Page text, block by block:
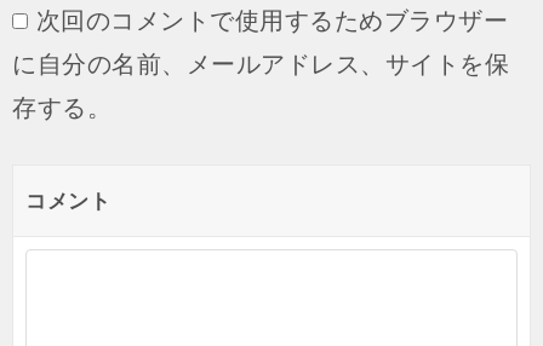
次回のコメントで使用するためブラウザー
に自分の名前、メールアドレス、サイトを保
存する。
コメント